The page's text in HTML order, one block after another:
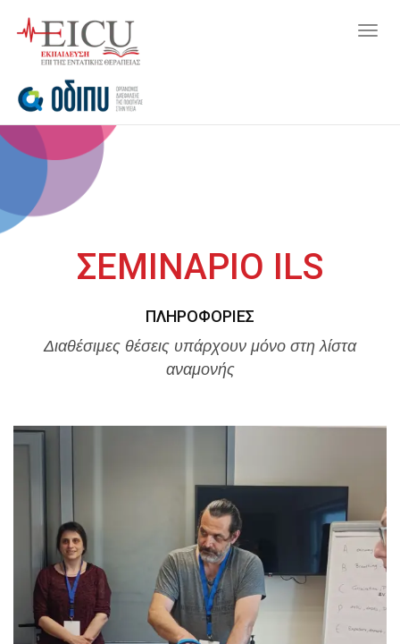
ΣΕΜΙΝΑΡΙΟ ILS
ΠΛΗΡΟΦΟΡΊΕΣ
Διαθέσιμες θέσεις υπάρχουν μόνο στη λίστα
αναμονής